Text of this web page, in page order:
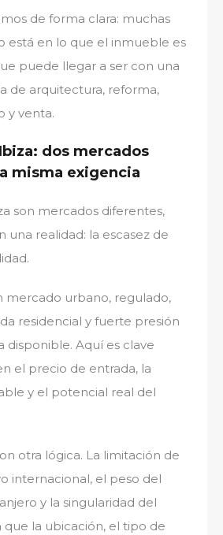
de forma clara: muchas
está en lo que el inmueble es
puede llegar a ser con una
de arquitectura, reforma,
y venta.
dos mercados
misma exigencia
son mercados diferentes,
realidad: la escasez de
mercado urbano, regulado,
residencial y fuerte presión
disponible. Aquí es clave
el precio de entrada, la
y el potencial real del
otra lógica. La limitación de
internacional, el peso del
y la singularidad del
la ubicación, el tipo de